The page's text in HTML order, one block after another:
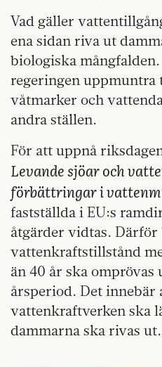
Vad gäller
ena sidan riva ut
biologiska
regeringen uppmuntra
våtmarker och
andra ställen.
För att uppnå
Levande sjöar och
förbättringar i
fastställda i EU:s
åtgärder vidtas. Därför
vattenkraftstillstånd
än 40 år ska omprövas
årsperiod. Det innebär
vattenkraftverken ska
dammarna ska rivas ut.